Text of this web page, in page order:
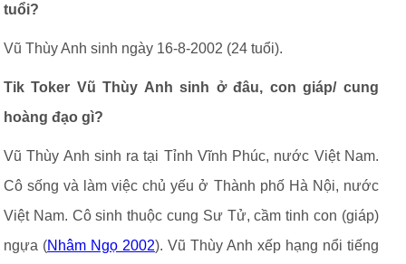
tuổi?
Vũ Thùy Anh sinh ngày 16-8-2002 (24 tuổi).
Tik Toker Vũ Thùy Anh sinh ở đâu, con giáp/ cung
hoàng đạo gì?
Vũ Thùy Anh sinh ra tại Tỉnh Vĩnh Phúc, nước Việt Nam.
Cô sống và làm việc chủ yếu ở Thành phố Hà Nội, nước
Việt Nam. Cô sinh thuộc cung Sư Tử, cầm tinh con (giáp)
ngựa (Nhâm Ngọ 2002). Vũ Thùy Anh xếp hạng nổi tiếng